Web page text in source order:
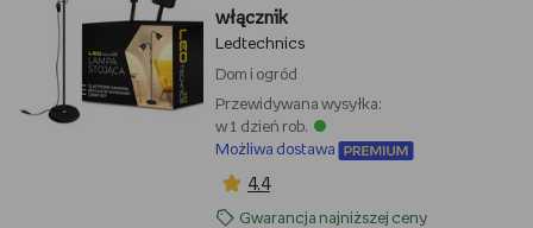
włącznik
Ledtechnics
Dom i ogród
Przewidywana wysyłka:
w 1 dzień rob.
Możliwa dostawa
4,4
Gwarancja najniższej ceny